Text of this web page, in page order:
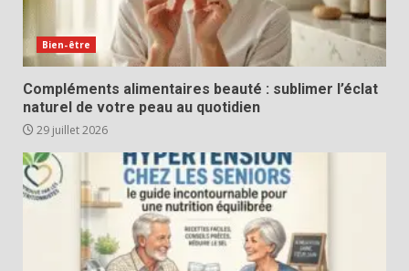
Bien-être
Compléments alimentaires beauté : sublimer l’éclat
naturel de votre peau au quotidien
29 juillet 2026